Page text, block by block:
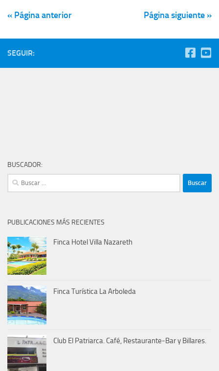
« Página anterior Página siguiente »
SEGUIR:
BUSCADOR:
Buscar:
PUBLICACIONES MÁS RECIENTES
Finca Hotel Villa Nazareth
Finca Turística La Arboleda
Club El Patriarca. Café, Restaurante-Bar y Billares.